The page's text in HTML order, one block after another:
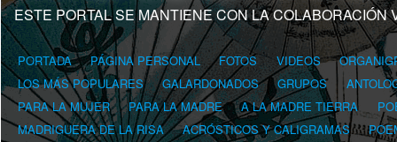
ESTE PORTAL SE MANTIENE CON LA COLABORACIÓN
PORTADA PÁGINA PERSONAL FOTOS VIDEOS
LOS MÁS POPULARES
GALARDONADOS GRUPOS
PARA LA MUJER
PARA LA MADRE A LA MADRE TIERRA
MADRIGUERA DE LA RISA
ACRÓSTICOS Y CALIGRAMAS